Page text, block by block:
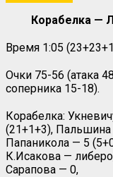
Корабелка —
Время 1:05
Очки 75-56 (атака
соперника 15-18).
Корабелка:
(21+1+3),
Папаникола — 5
К.Исакова —
Сарапова — 0,